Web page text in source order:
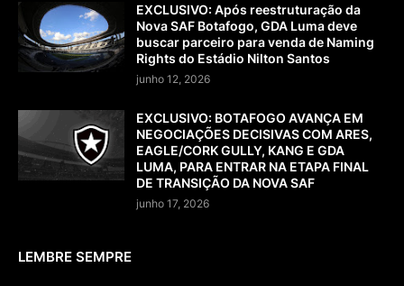
EXCLUSIVO: Após reestruturação da
Nova SAF Botafogo, GDA Luma deve
buscar parceiro para venda de Naming
Rights do Estádio Nilton Santos
junho 12, 2026
EXCLUSIVO: BOTAFOGO AVANÇA EM
NEGOCIAÇÕES DECISIVAS COM ARES,
EAGLE/CORK GULLY, KANG E GDA
LUMA, PARA ENTRAR NA ETAPA FINAL
DE TRANSIÇÃO DA NOVA SAF
junho 17, 2026
LEMBRE SEMPRE